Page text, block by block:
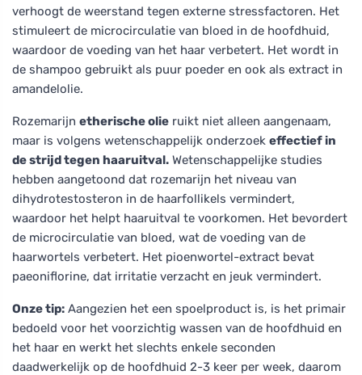
verhoogt de weerstand tegen externe stressfactoren. Het
stimuleert de microcirculatie van bloed in de hoofdhuid,
waardoor de voeding van het haar verbetert. Het wordt in
de shampoo gebruikt als puur poeder en ook als extract in
amandelolie.
Rozemarijn etherische olie ruikt niet alleen aangenaam,
maar is volgens wetenschappelijk onderzoek effectief in
de strijd tegen haaruitval. Wetenschappelijke studies
hebben aangetoond dat rozemarijn het niveau van
dihydrotestosteron in de haarfollikels vermindert,
waardoor het helpt haaruitval te voorkomen. Het bevordert
de microcirculatie van bloed, wat de voeding van de
haarwortels verbetert. Het pioenwortel-extract bevat
paeoniflorine, dat irritatie verzacht en jeuk vermindert.
Onze tip: Aangezien het een spoelproduct is, is het primair
bedoeld voor het voorzichtig wassen van de hoofdhuid en
het haar en werkt het slechts enkele seconden
daadwerkelijk op de hoofdhuid 2-3 keer per week, daarom